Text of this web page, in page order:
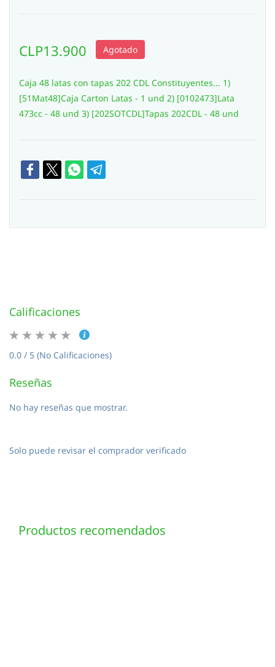
CLP13.900 Agotado
Caja 48 latas con tapas 202 CDL Constituyentes... 1)
[51Mat48]Caja Carton Latas - 1 und 2) [0102473]Lata
473cc - 48 und 3) [202SOTCDL]Tapas 202CDL - 48 und
Calificaciones
0.0 / 5 (No Calificaciones)
Reseñas
No hay reseñas que mostrar.
Solo puede revisar el comprador verificado
Productos recomendados